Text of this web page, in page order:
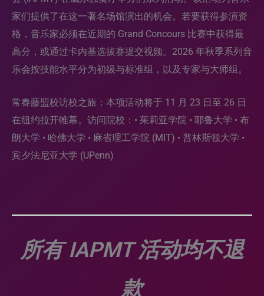
家们提供了在这一著名场馆演出的机会。若要获得参演资
格，音乐家必须在近期的 Grand Concours 比赛中获得最
高分，或通过卡内基选拔赛提交视频。2026 年秋季系列音
乐会按技能水平分为初级与标准组，以及专家与大师组。
常春藤盟校访校之旅：本项活动将于 11 月 23 日至 26 日
在纽约拉开帷幕。访问院校：• 茱莉亚学院 • 耶鲁大学 • 布
朗大学 • 哈佛大学 • 麻省理工学院 (MIT) • 普林斯顿大学 •
宾夕法尼亚大学 (UPenn)
所有 IAPMT 活动均不退
款